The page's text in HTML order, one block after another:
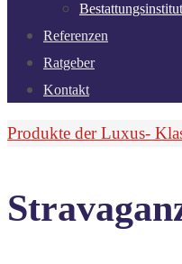
Referenzen
Ratgeber
Kontakt
Start
Produkte der Luxus-